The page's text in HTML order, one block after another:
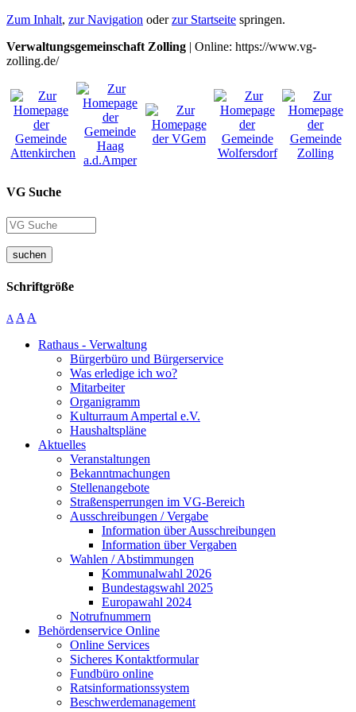
Zum Inhalt, zur Navigation oderzur Startseite springen.
Verwaltungsgemeinschaft Zolling | Online: https://www.vg-
zolling.de/
VG Suche
suchen
Schriftgröße
A A A
Rathaus - Verwaltung
Bürgerbüro und Bürgerservice
Was erledige ich wo?
Mitarbeiter
Organigramm
Kulturraum Ampertal e.V.
Haushaltspläne
Aktuelles
Veranstaltungen
Bekanntmachungen
Stellenangebote
Straßensperrungen im VG-Bereich
Ausschreibungen / Vergabe
Information über Ausschreibungen
Information über Vergaben
Wahlen / Abstimmungen
Kommunalwahl 2026
Bundestagswahl 2025
Europawahl 2024
Notrufnummern
Behördenservice Online
Online Services
Sicheres Kontaktformular
Fundbüro online
Ratsinformationssystem
Beschwerdemanagement